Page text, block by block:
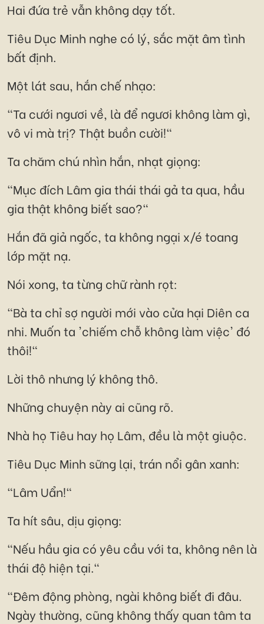
Hai đứa trẻ vẫn không dạy tốt.
Tiêu Dục Minh nghe có lý, sắc mặt âm tình
bất định.
Một lát sau, hắn chế nhạo:
"Ta cưới ngươi về, là để ngươi không làm gì,
vô vi mà trị? Thật buồn cười!"
Ta chăm chú nhìn hắn, nhạt giọng:
"Mục đích Lâm gia thái thái gả ta qua, hầu
gia thật không biết sao?"
Hắn đã giả ngốc, ta không ngại x/é toang
lớp mặt nạ.
Nói xong, ta từng chữ rành rọt:
"Bà ta chỉ sợ người mới vào cửa hại Diên ca
nhi. Muốn ta 'chiếm chỗ không làm việc' đó
thôi!"
Lời thô nhưng lý không thô.
Những chuyện này ai cũng rõ.
Nhà họ Tiêu hay họ Lâm, đều là một giuộc.
Tiêu Dục Minh sững lại, trán nổi gân xanh:
"Lâm Uẩn!"
Ta hít sâu, dịu giọng:
"Nếu hầu gia có yêu cầu với ta, không nên là
thái độ hiện tại."
"Đêm động phòng, ngài không biết đi đâu.
Ngày thường, cũng không thấy quan tâm ta